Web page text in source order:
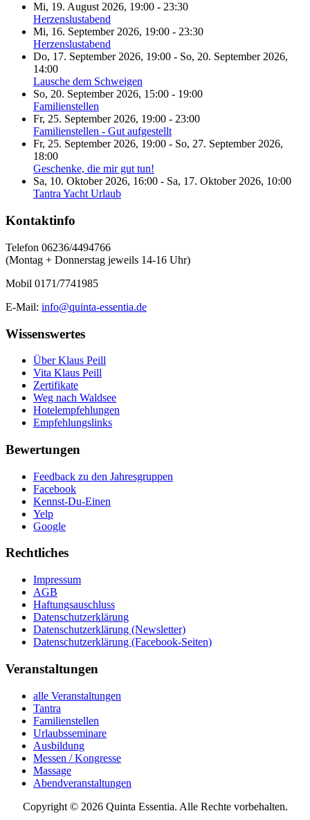
Mi, 19. August 2026, 19:00 - 23:30
Herzenslustabend
Mi, 16. September 2026, 19:00 - 23:30
Herzenslustabend
Do, 17. September 2026, 19:00 - So, 20. September 2026,
14:00
Lausche dem Schweigen
So, 20. September 2026, 15:00 - 19:00
Familienstellen
Fr, 25. September 2026, 19:00 - 23:00
Familienstellen - Gut aufgestellt
Fr, 25. September 2026, 19:00 - So, 27. September 2026,
18:00
Geschenke, die mir gut tun!
Sa, 10. Oktober 2026, 16:00 - Sa, 17. Oktober 2026, 10:00
Tantra Yacht Urlaub
Kontaktinfo
Telefon 06236/4494766
(Montag + Donnerstag jeweils 14-16 Uhr)
Mobil 0171/7741985
E-Mail: info@quinta-essentia.de
Wissenswertes
Über Klaus Peill
Vita Klaus Peill
Zertifikate
Weg nach Waldsee
Hotelempfehlungen
Empfehlungslinks
Bewertungen
Feedback zu den Jahresgruppen
Facebook
Kennst-Du-Einen
Yelp
Google
Rechtliches
Impressum
AGB
Haftungsauschluss
Datenschutzerklärung
Datenschutzerklärung (Newsletter)
Datenschutzerklärung (Facebook-Seiten)
Veranstaltungen
alle Veranstaltungen
Tantra
Familienstellen
Urlaubsseminare
Ausbildung
Messen / Kongresse
Massage
Abendveranstaltungen
Copyright © 2026 Quinta Essentia. Alle Rechte vorbehalten.